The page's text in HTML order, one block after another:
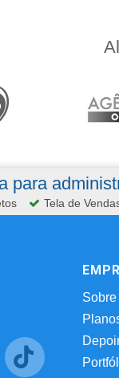
para
Tela de